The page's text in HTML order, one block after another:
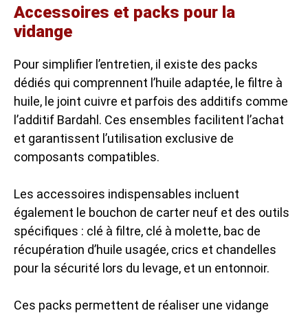
Accessoires et packs pour la
vidange
Pour simplifier l’entretien, il existe des packs
dédiés qui comprennent l’huile adaptée, le filtre à
huile, le joint cuivre et parfois des additifs comme
l’additif Bardahl. Ces ensembles facilitent l’achat
et garantissent l’utilisation exclusive de
composants compatibles.
Les accessoires indispensables incluent
également le bouchon de carter neuf et des outils
spécifiques : clé à filtre, clé à molette, bac de
récupération d’huile usagée, crics et chandelles
pour la sécurité lors du levage, et un entonnoir.
Ces packs permettent de réaliser une vidange